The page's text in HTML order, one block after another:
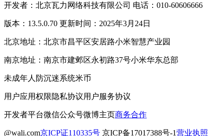
开发者：北京瓦力网络科技有限公司 电话：010-60606666
版本：13.5.0.70 更新时间：2025年3月24日
北京地址：北京市昌平区安居路小米智慧产业园
南京地址：南京市建邺区永初路37号小米华东总部
未成年人防沉迷系统米币
用户应用权限隐私协议用户服务协议
开发者平台微信公众号微博主页商务合作
@wali.com京ICP证110335号 京ICP备17017388号-1营业执照